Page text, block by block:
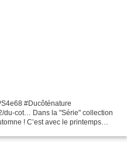
#Ducôténature
du-cot… Dans la "Série" collection
! C’est avec le printemps